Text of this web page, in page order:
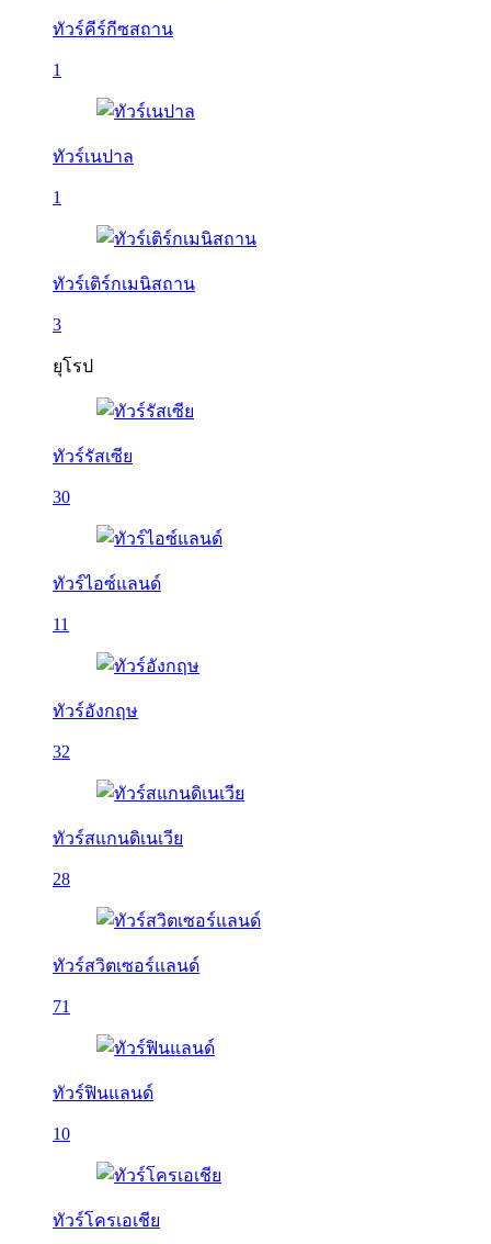
ทัวร์คีร์กีซสถาน
1
ทัวร์เนปาล
1
ทัวร์เติร์กเมนิสถาน
3
ยุโรป
ทัวร์รัสเซีย
30
ทัวร์ไอซ์แลนด์
11
ทัวร์อังกฤษ
32
ทัวร์สแกนดิเนเวีย
28
ทัวร์สวิตเซอร์แลนด์
71
ทัวร์ฟินแลนด์
10
ทัวร์โครเอเชีย